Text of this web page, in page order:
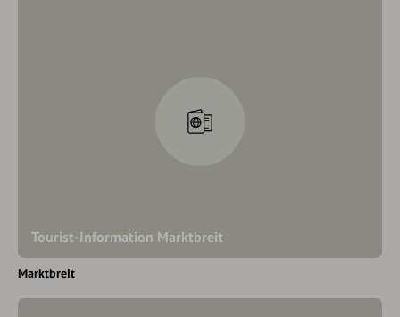
Tourist-Information Marktbreit
Marktbreit